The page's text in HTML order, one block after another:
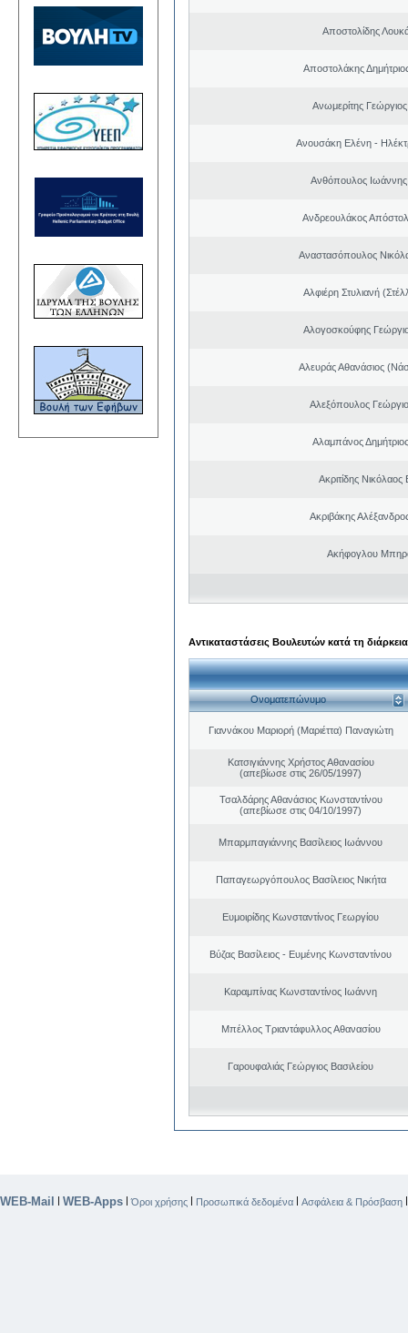
Αποστολίδης
Αποστολάκης
Ανωμερίτης
Ανουσάκη Ελένη -
Ανθόπουλος Ιωάννης
Ανδρεουλάκος
Αναστασόπουλος
Αλφιέρη Στυλιανή
Αλογοσκούφης
Αλευράς Αθανάσιος
Αλεξόπουλος
Αλαμπάνος
Ακριτίδης Νικόλαος
Ακριβάκης
Ακήφογλου
Αντικαταστάσεις Βουλευτών κατά τη
Ονοματεπώνυμο
Γιαννάκου Μαριορή (Μαριέττα) Παναγιώτη
Κατσιγιάννης Χρήστος Αθανασίου
(απεβίωσε στις 26/05/1997)
Τσαλδάρης Αθανάσιος Κωνσταντίνου
(απεβίωσε στις 04/10/1997)
Μπαρμπαγιάννης Βασίλειος Ιωάννου
Παπαγεωργόπουλος Βασίλειος Νικήτα
Ευμοιρίδης Κωνσταντίνος Γεωργίου
Βύζας Βασίλειος - Ευμένης Κωνσταντίνου
Καραμπίνας Κωνσταντίνος Ιωάννη
Μπέλλος Τριαντάφυλλος Αθανασίου
Γαρουφαλιάς Γεώργιος Βασιλείου
WEB-Mail | WEB-Apps |Όροι χρήσης | Προσωπικά δεδομένα | Ασφάλεια & Πρόσβαση